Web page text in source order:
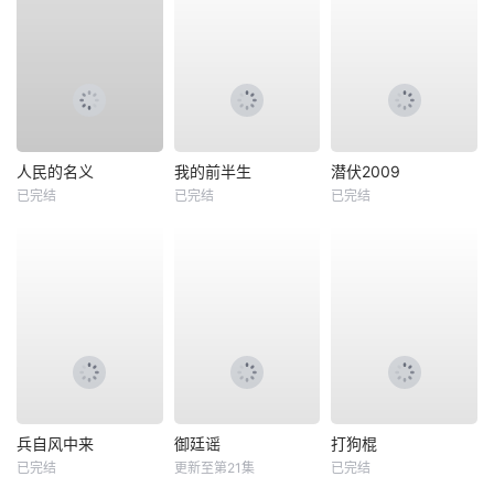
人民的名义
已完结
我的前半生
已完结
潜伏2009
已完结
兵自风中来
已完结
御廷谣
更新至第21集
打狗棍
已完结